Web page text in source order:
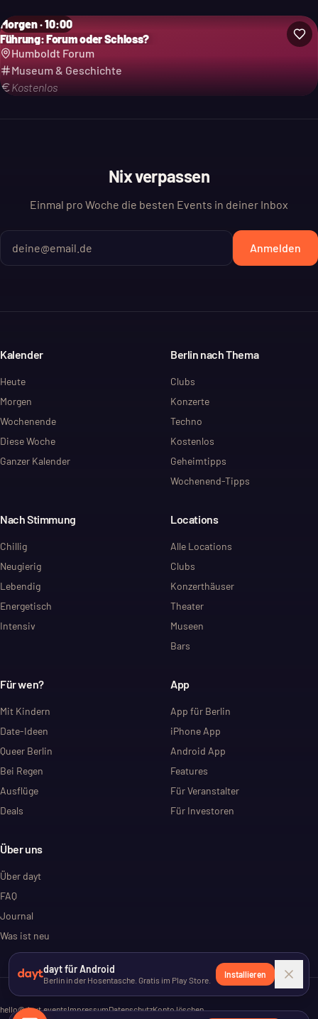
Morgen · 10:00
Führung: Forum oder Schloss?
Humboldt Forum
Museum & Geschichte
Kostenlos
Nix verpassen
Einmal pro Woche die besten Events in deiner Inbox
Anmelden
Kalender
Heute
Morgen
Wochenende
Diese Woche
Ganzer Kalender
Berlin nach Thema
Clubs
Konzerte
Techno
Kostenlos
Geheimtipps
Wochenend-Tipps
Nach Stimmung
Chillig
Neugierig
Lebendig
Energetisch
Intensiv
Locations
Alle Locations
Clubs
Konzerthäuser
Theater
Museen
Bars
Für wen?
Mit Kindern
Date-Ideen
Queer Berlin
Bei Regen
Ausflüge
Deals
App
App für Berlin
iPhone App
Android App
Features
Für Veranstalter
Für Investoren
Über uns
Über dayt
FAQ
Journal
Was ist neu
hello@dayt.eventsImpressumDatenschutzKonto löschen
dayt für Android
Berlin in der Hosentasche. Gratis im Play Store.
Installieren